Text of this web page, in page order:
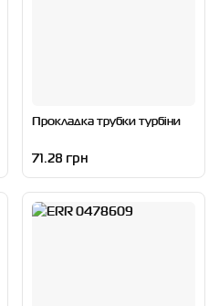
Прокладка трубки турбіни
71.28 грн